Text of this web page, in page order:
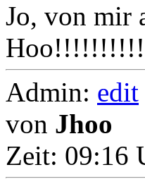
Jo, von mir
Admin: edit
von Jhoo
Zeit: 09:16